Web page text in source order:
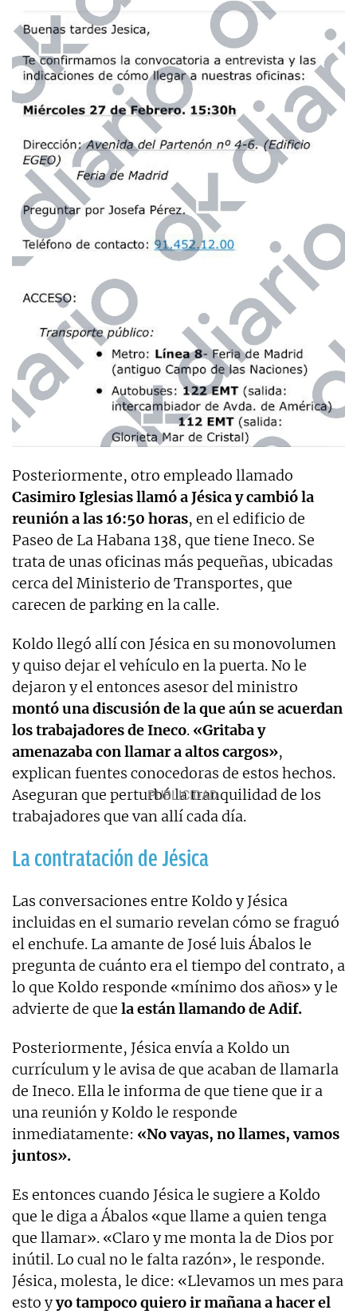
Posteriormente, otro empleado llamado
Casimiro Iglesias llamó a Jésica y cambió la
reunióna las 16:50 horas, en el edificio de
Paseo de La Habana 138, que tiene Ineco. Se
trata de unas oficinas más pequeñas, ubicadas
cerca del Ministerio de Transportes, que
carecen de parking en la calle.
Koldo llegó allí con Jésica en su monovolumen
y quiso dejar el vehículo en la puerta. No le
dejaron y el entonces asesor del ministro
montó una discusión de la que aún se acuerdan
los trabajadores de Ineco. «Gritaba y
amenazaba con llamar a altos cargos»,
explican fuentes conocedoras de estos hechos.
Aseguran que perturbó la tranquilidad de los
trabajadores que van allí cada día.
La contratación de Jésica
Las conversaciones entre Koldo y Jésica
incluidas en el sumario revelan cómo se fraguó
el enchufe. La amante de José luis Ábalos le
pregunta de cuánto era el tiempo del contrato, a
lo que Koldo responde «mínimo dos años» y le
advierte de que la están llamando de Adif.
Posteriormente, Jésica envía a Koldo un
currículum y le avisa de que acaban de llamarla
de Ineco. Ella le informa de que tiene que ir a
una reunión y Koldo le responde
inmediatamente: «No vayas, no llames, vamos
juntos».
Es entonces cuando Jésica le sugiere a Koldo
que le diga a Ábalos «que llame a quien tenga
que llamar». «Claro y me monta la de Dios por
inútil. Lo cual no le falta razón», le responde.
Jésica, molesta, le dice: «Llevamos un mes para
esto yyo tampoco quiero ir mañana a hacer el